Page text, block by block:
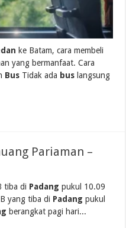
ke Batam, cara membeli
yang bermanfaat. Cara
Bus Tidak ada bus langsung
Pariaman –
tiba di Padang pukul 10.09
yang tiba di Padang pukul
berangkat pagi hari...